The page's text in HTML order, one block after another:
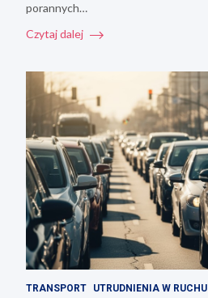
porannych…
Czytaj dalej
TRANSPORT UTRUDNIENIA W RUCHU